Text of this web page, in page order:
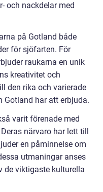
och nackdelar med
på Gotland både
för sjöfarten. För
raukarna en unik
kreativitet och
den rika och varierade
Gotland har att erbjuda.
varit förenade med
närvaro har lett till
en påminnelse om
utmaningar anses
de viktigaste kulturella